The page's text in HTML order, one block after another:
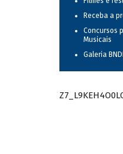
Receba a
Concursos
Musicais
Galeria